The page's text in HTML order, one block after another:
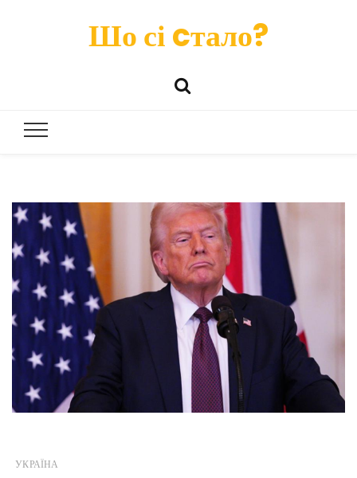
Шо сі cтало?
УКРАЇНА